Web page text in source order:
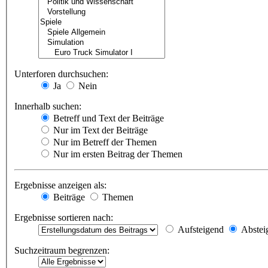
Unterforen durchsuchen:
Ja
Nein
Innerhalb suchen:
Betreff und Text der Beiträge
Nur im Text der Beiträge
Nur im Betreff der Themen
Nur im ersten Beitrag der Themen
Ergebnisse anzeigen als:
Beiträge
Themen
Ergebnisse sortieren nach:
Aufsteigend
Suchzeitraum begrenzen: